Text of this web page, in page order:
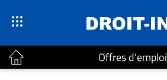
Offres d'emploi